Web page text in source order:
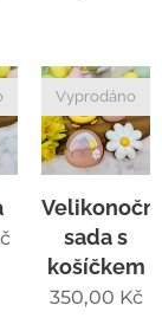
Velikonoční
sada s
košíčkem
Vyprodáno
350,00 Kč